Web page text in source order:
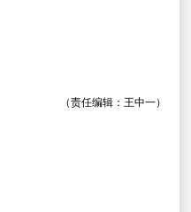
（责任编辑：王中一）